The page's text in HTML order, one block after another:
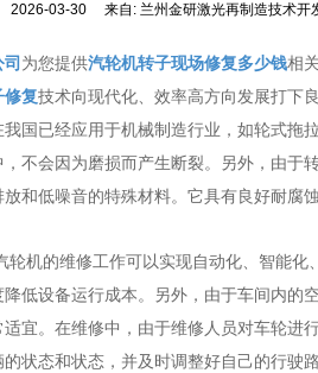
2026-03-30 来自: 兰州金研激光再制造技术开
为您提供汽轮机转子现场修复多少钱相
复技术向现代化、效率高方向发展打下
国已经应用于机械制造行业，如轮式
不会因为磨损而产生断裂。另外，由
和低噪音的特殊材料。它具有良好耐腐蚀
轮机的维修工作可以实现自动化、智能化
低设备运行成本。另外，由于车间内
宜。在维修中，由于维修人员对车轮进
状态和状态，并及时调整好自己的行